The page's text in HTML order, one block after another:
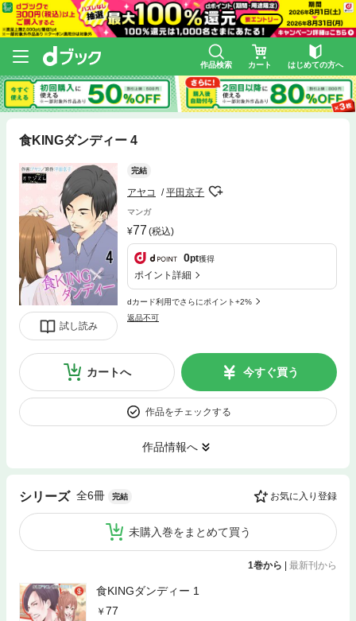
作品検索 カート はじめての方へ
食KINGダンディー 4
試し読み
完結
アヤコ 平田京子
マンガ
77 (税込)
0pt獲得
ポイント詳細
dカード利用でさらにポイント+2%
返品不可
カートへ 今すぐ買う
作品をチェックする
作品情報へ
シリーズ 全6冊 完結 お気に入り登録
未購入巻をまとめて買う
1巻から | 最新刊から
食KINGダンディー 1
77